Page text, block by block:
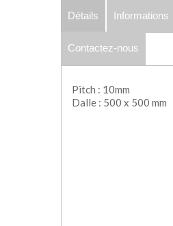
Détails Informations
Contactez-nous
Pitch : 10mm
Dalle : 500 x 500 mm